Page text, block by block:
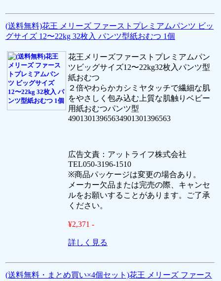
(送料無料)花王 メリーズ ファーストプレミアムパンツ ビッ
グサイズ 12〜22kg 32枚入 パンツ型紙おむつ 1個
花王メリーズファーストプレミアムパン
ツビッグサイズ12〜22kg32枚入パンツ型
紙おむつ
２倍やわらかカシミヤタッチで繊細な肌
をやさしく包み込む上質な肌触りベビー
用紙おむつパンツ型
49013013965634901301396563
広告文責：アットライフ株式会社
TEL050-3196-1510
※商品パッケージは変更の場合あり。
メーカー欠品または完売の際、キャンセ
ルをお願いすることがあります。ご了承
ください。
¥2,371 -
詳しく見る
(送料無料・まとめ買い×4個セット)花王 メリーズ ファース